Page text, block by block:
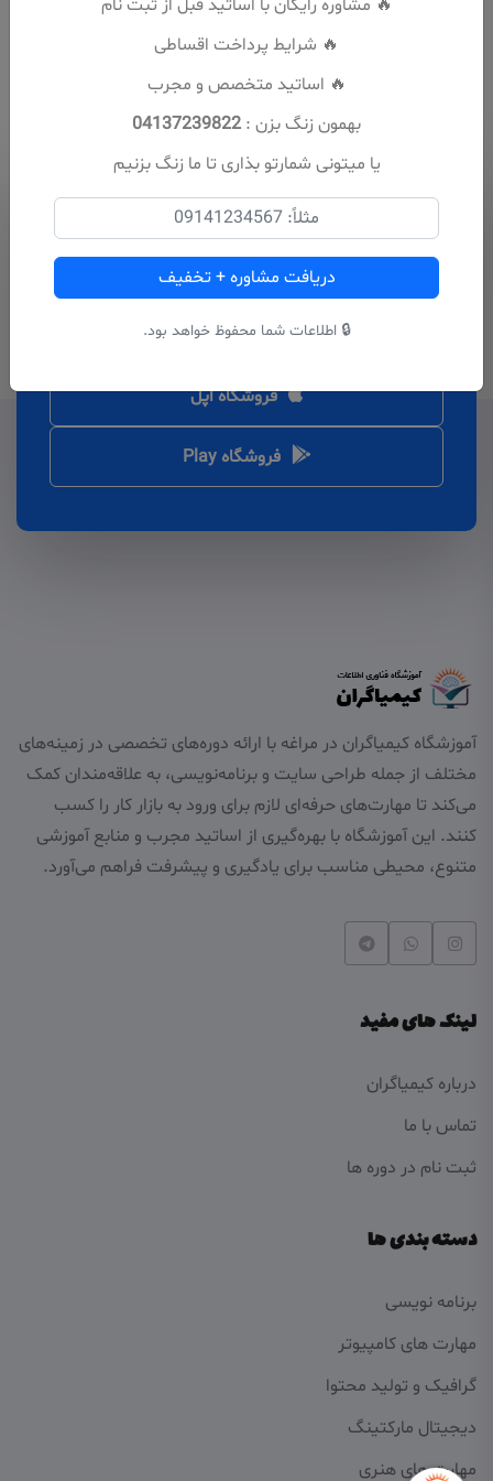
آیا برای شروع کار خود آماده اید
دوره آنلاین؟
فروشگاه اپل
فروشگاه Play
آموزشگاه کیمیاگران در مراغه با ارائه دوره‌های تخصصی در زمینه‌های
مختلف از جمله طراحی سایت و برنامه‌نویسی، به علاقه‌مندان کمک
می‌کند تا مهارت‌های حرفه‌ای لازم برای ورود به بازار کار را کسب
کنند. این آموزشگاه با بهره‌گیری از اساتید مجرب و منابع آموزشی
متنوع، محیطی مناسب برای یادگیری و پیشرفت فراهم می‌آورد.
لینک های مفید
درباره کیمیاگران
تماس با ما
ثبت نام در دوره ها
دسته بندی ها
برنامه نویسی
مهارت های کامپیوتر
گرافیک و تولید محتوا
دیجیتال مارکتینگ
مهارت های هنری
🔥 مشاوره رایگان با اساتید قبل از ثبت نام
🔥 شرایط پرداخت اقساطی
🔥 اساتید متخصص و مجرب
بهمون زنگ بزن : 04137239822
یا میتونی شمارتو بذاری تا ما زنگ بزنیم
دریافت مشاوره + تخفیف
🔒 اطلاعات شما محفوظ خواهد بود.